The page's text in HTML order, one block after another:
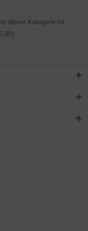
dieser Kategorie ist